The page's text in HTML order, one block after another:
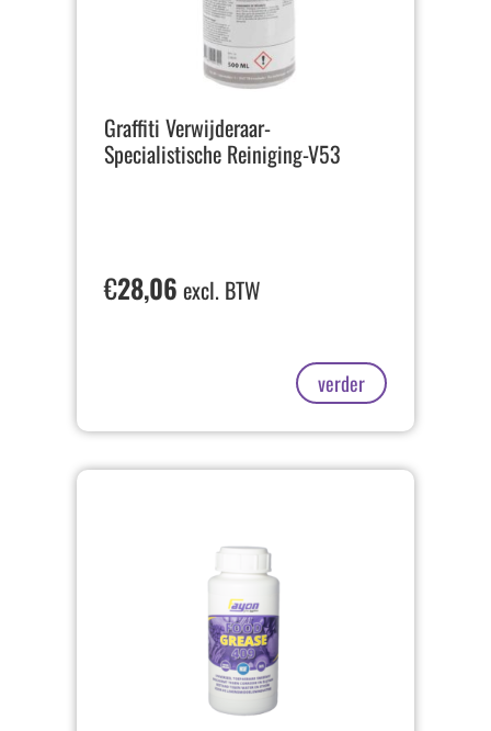
Graffiti Verwijderaar-
Specialistische Reiniging-V53
€28,06 excl. BTW
verder